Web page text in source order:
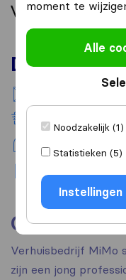
Diensten
Wagen +
Piano vervoer
Over
Verhuisbedrijf MiMo
zijn een jong
moment te
Alle
Noodzakelijk (1)
Statistieken (5)
Instellingen